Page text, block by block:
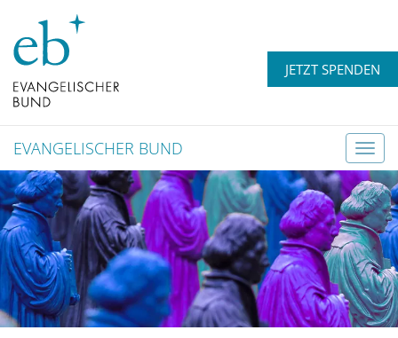
JETZT SPENDEN
T
o
g
g
l
e
n
a
v
EVANGELISCHER BUND